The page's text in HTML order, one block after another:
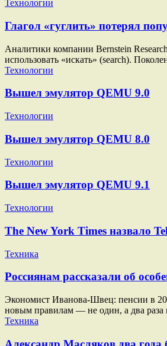
Технологии
Глагол «гуглить» потерял
Аналитики компании Bernstein
использовать «искать» (search).
Технологии
Вышел эмулятор QEMU 9.0
Технологии
Вышел эмулятор QEMU 8.0
Технологии
Вышел эмулятор QEMU 9.1
Технологии
The New York Times назвало
Техника
Россиянам рассказали об
Экономист Иванова-Швец: пенсии в
новым правилам — не один, а два раза
Техника